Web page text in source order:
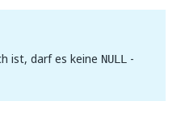
ist, darf es keine NULL
-